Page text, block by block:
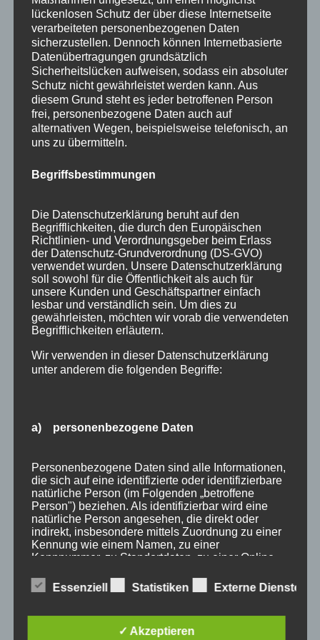
Wir sind Mitglied bei
Stichworte
allgäu allgäuer alpen alpen angebot Auszeit
bayern bergbahnen berge event
lückenlosen Schutz der über diese Internetseite
verarbeiteten personenbezogenen Daten
sicherzustellen. Dennoch können Internetbasierte
Datenübertragungen grundsätzlich
Sicherheitslücken aufweisen, sodass ein absoluter
Schutz nicht gewährleistet werden kann. Aus
diesem Grund steht es jeder betroffenen Person
frei, personenbezogene Daten auch auf
alternativen Wegen, beispielsweise telefonisch, an
uns zu übermitteln.
Begriffsbestimmungen
Die Datenschutzerklärung beruht auf den
Begrifflichkeiten, die durch den Europäischen
Richtlinien- und Verordnungsgeber beim Erlass
der Datenschutz-Grundverordnung (DS-GVO)
verwendet wurden. Unsere Datenschutzerklärung
soll sowohl für die Öffentlichkeit als auch für
unsere Kunden und Geschäftspartner einfach
lesbar und verständlich sein. Um dies zu
gewährleisten, möchten wir vorab die verwendeten
Begrifflichkeiten erläutern.
Wir verwenden in dieser Datenschutzerklärung
unter anderem die folgenden Begriffe:
a) personenbezogene Daten
Personenbezogene Daten sind alle Informationen,
die sich auf eine identifizierte oder identifizierbare
natürliche Person (im Folgenden „betroffene
Person") beziehen. Als identifizierbar wird eine
natürliche Person angesehen, die direkt oder
indirekt, insbesondere mittels Zuordnung zu einer
Kennung wie einem Namen, zu einer
Kennnummer, zu Standortdaten, zu einer Online-
besonderen Merkmalen, die Ausdruck der
physischen, physiologischen, genetischen,
identifiziert werden kann.
Essenziell Statistiken Externe Dienste
✓ Akzeptieren